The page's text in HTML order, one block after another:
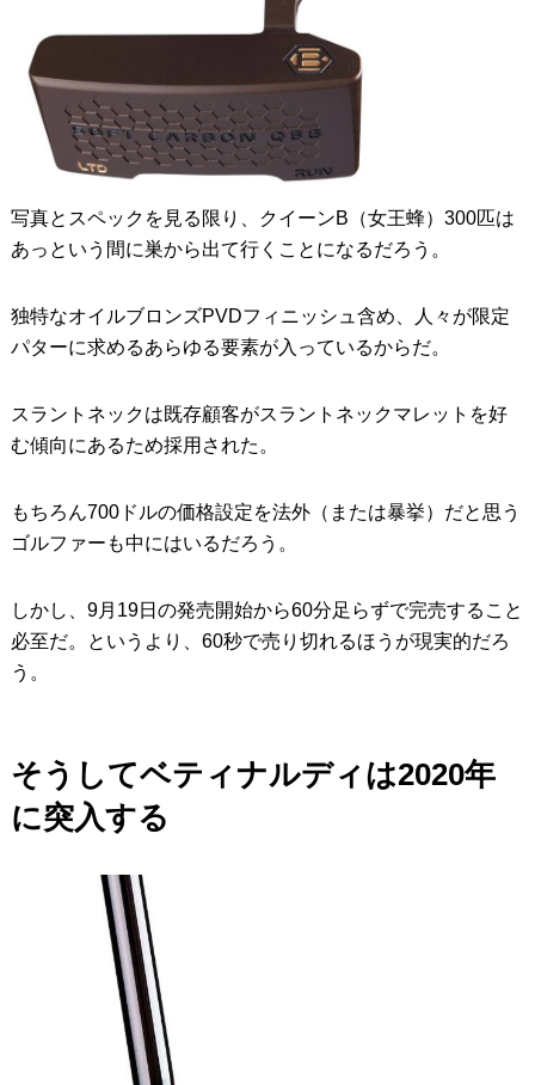
写真とスペックを見る限り、クイーンB（女王蜂）300匹は
あっという間に巣から出て行くことになるだろう。
独特なオイルブロンズPVDフィニッシュ含め、人々が限定
パターに求めるあらゆる要素が入っているからだ。
スラントネックは既存顧客がスラントネックマレットを好
む傾向にあるため採用された。
もちろん700ドルの価格設定を法外（または暴挙）だと思う
ゴルファーも中にはいるだろう。
しかし、9月19日の発売開始から60分足らずで完売すること
必至だ。というより、60秒で売り切れるほうが現実的だろ
う。
そうしてベティナルディは2020年
に突入する